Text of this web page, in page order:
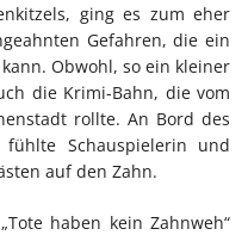
ging es zum eher
Gefahren, die ein
Obwohl, so ein kleiner
die Krimi-Bahn, die vom
rollte. An Bord des
fühlte Schauspielerin und
auf den Zahn.
haben kein Zahnweh“